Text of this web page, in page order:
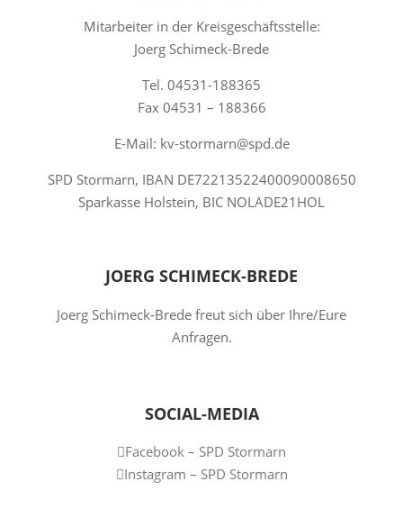
Mitarbeiter in der Kreisgeschäftsstelle:
Joerg Schimeck-Brede
Tel. 04531-188365
Fax 04531 – 188366
E-Mail: kv-stormarn@spd.de
SPD Stormarn, IBAN DE72213522400090008650
Sparkasse Holstein, BIC NOLADE21HOL
JOERG SCHIMECK-BREDE
Joerg Schimeck-Brede freut sich über Ihre/Eure
Anfragen.
SOCIAL-MEDIA
Facebook – SPD Stormarn
Instagram – SPD Stormarn